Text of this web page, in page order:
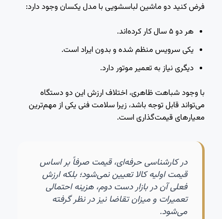
فرض کنید دو ماشین لباسشویی با مدل یکسان وجود دارد:
هر دو ۵ سال کار کرده‌اند.
یکی سرویس منظم شده و بدون ایراد است.
دیگری نیاز به تعمیر موتور دارد.
با وجود شباهت ظاهری، اختلاف ارزش این دو دستگاه
می‌تواند قابل توجه باشد، زیرا سلامت فنی یکی از مهم‌ترین
معیارهای قیمت‌گذاری است.
در کارشناسی حرفه‌ای، قیمت صرفاً بر اساس
قیمت اولیه کالا تعیین نمی‌شود؛ بلکه ارزش
فعلی آن در بازار دست دوم، هزینه احتمالی
تعمیرات و میزان تقاضا نیز در نظر گرفته
می‌شود.